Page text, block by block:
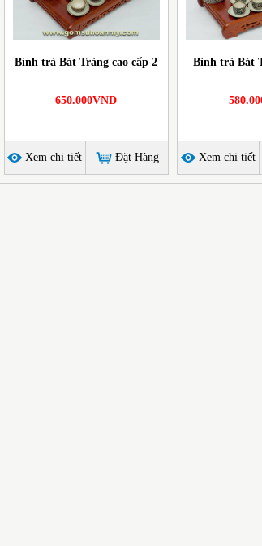
Bình trà Bát Tràng cao cấp 2
650.000VND
Xem chi tiết Đặt Hàng
Bình trà Bát
Xem chi tiết